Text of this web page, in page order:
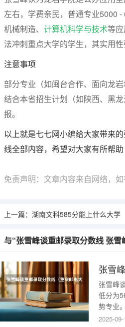
左右，学费亲民，普通专业5000
机械制造、 计算机科学与技术等
法冲刺重点大学的学生，其实用
注意事项
部分专业（如闽台合作、面向龙
结合本省招生计划（如陕西、黑
报。
以上就是七七网小编给大家带来
线全部内容，希望对大家有所帮
免责声明：文章内容来自网络，
上一篇： 湖南文科585分能上什么大学
与“张雪峰谈重邮录取分数线 张
张雪
张雪峰
低分为
势专业
看，不
2025-